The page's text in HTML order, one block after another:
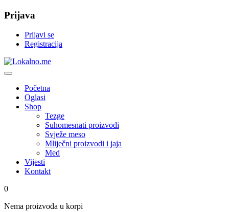
Prijava
Prijavi se
Registracija
Početna
Oglasi
Shop
Tezge
Suhomesnati proizvodi
Svježe meso
Mliječni proizvodi i jaja
Med
Vijesti
Kontakt
0
Nema proizvoda u korpi